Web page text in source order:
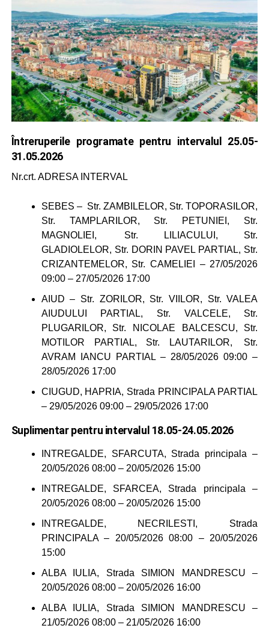
Întreruperile programate pentru intervalul 25.05-
31.05.2026
Nr.crt. ADRESA INTERVAL
SEBES – Str. ZAMBILELOR, Str. TOPORASILOR,
Str. TAMPLARILOR, Str. PETUNIEI, Str.
MAGNOLIEI, Str. LILIACULUI, Str.
GLADIOLELOR, Str. DORIN PAVEL PARTIAL, Str.
CRIZANTEMELOR, Str. CAMELIEI – 27/05/2026
09:00 – 27/05/2026 17:00
AIUD – Str. ZORILOR, Str. VIILOR, Str. VALEA
AIUDULUI PARTIAL, Str. VALCELE, Str.
PLUGARILOR, Str. NICOLAE BALCESCU, Str.
MOTILOR PARTIAL, Str. LAUTARILOR, Str.
AVRAM IANCU PARTIAL – 28/05/2026 09:00 –
28/05/2026 17:00
CIUGUD, HAPRIA, Strada PRINCIPALA PARTIAL
– 29/05/2026 09:00 – 29/05/2026 17:00
Suplimentar pentru intervalul 18.05-24.05.2026
INTREGALDE, SFARCUTA, Strada principala –
20/05/2026 08:00 – 20/05/2026 15:00
INTREGALDE, SFARCEA, Strada principala –
20/05/2026 08:00 – 20/05/2026 15:00
INTREGALDE, NECRILESTI, Strada
PRINCIPALA – 20/05/2026 08:00 – 20/05/2026
15:00
ALBA IULIA, Strada SIMION MANDRESCU –
20/05/2026 08:00 – 20/05/2026 16:00
ALBA IULIA, Strada SIMION MANDRESCU –
21/05/2026 08:00 – 21/05/2026 16:00